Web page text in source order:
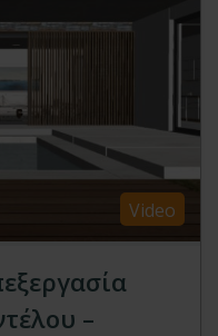
Video
–